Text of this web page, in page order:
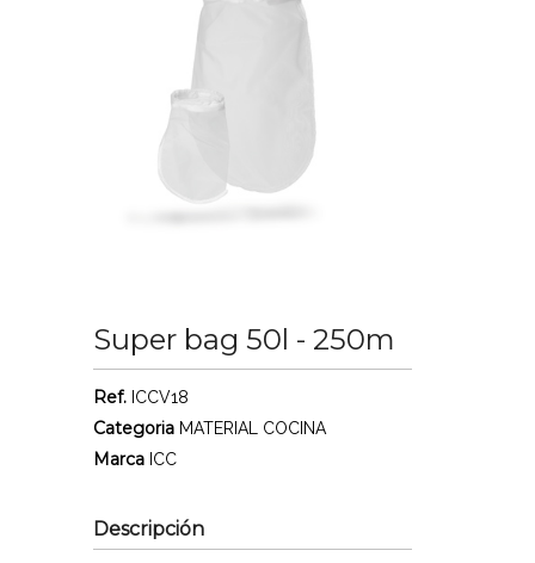
Super bag 50l - 250m
Ref. ICCV18
Categoria MATERIAL COCINA
Marca ICC
Descripción